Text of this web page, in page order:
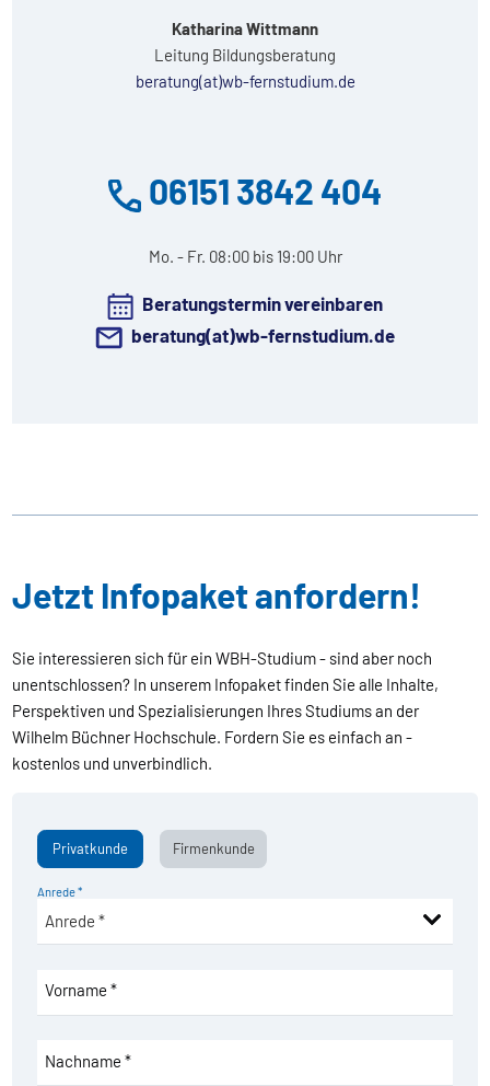
Katharina Wittmann
Leitung Bildungsberatung
beratung(at)wb-fernstudium.de
06151 3842 404
Mo. - Fr. 08:00 bis 19:00 Uhr
Beratungstermin vereinbaren
beratung(at)wb-fernstudium.de
Jetzt Infopaket anfordern!
Sie interessieren sich für ein WBH-Studium - sind aber noch
unentschlossen? In unserem Infopaket finden Sie alle Inhalte,
Perspektiven und Spezialisierungen Ihres Studiums an der
Wilhelm Büchner Hochschule. Fordern Sie es einfach an -
kostenlos und unverbindlich.
Privatkunde Firmenkunde
Anrede *
Vorname *
Nachname *